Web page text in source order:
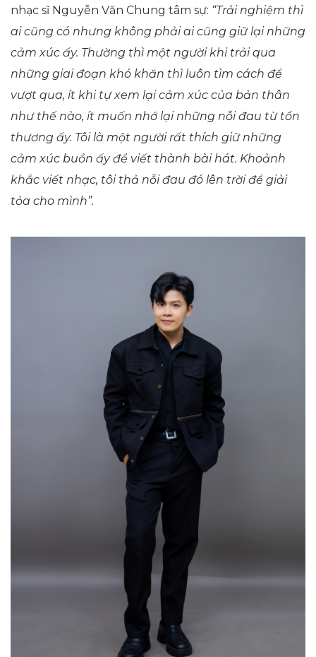
nhạc sĩ Nguyễn Văn Chung tâm sự: “Trải nghiệm thì
ai cũng có nhưng không phải ai cũng giữ lại những
cảm xúc ấy. Thường thì một người khi trải qua
những giai đoạn khó khăn thì luôn tìm cách để
vượt qua, ít khi tự xem lại cảm xúc của bản thân
như thế nào, ít muốn nhớ lại những nỗi đau từ tổn
thương ấy. Tôi là một người rất thích giữ những
cảm xúc buồn ấy để viết thành bài hát. Khoảnh
khắc viết nhạc, tôi thả nỗi đau đó lên trời để giải
tỏa cho mình”.